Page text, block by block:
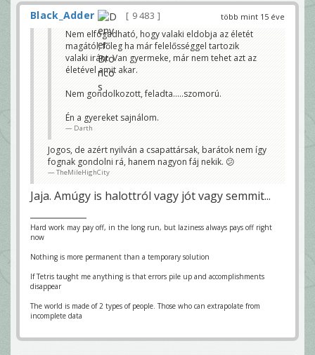
több mint 15 éve
Black_Adder
9 483
Nem elfogadható, hogy valaki eldobja az életét
magától, főleg ha már felelősséggel tartozik
valaki iránt. Van gyermeke, már nem tehet azt az
életével amit akar.
Nem gondolkozott, feladta.....szomorú.
Én a gyereket sajnálom.
Darth
Jogos, de azért nyilván a csapattársak, barátok nem így
fognak gondolni rá, hanem nagyon fáj nekik. 😕
TheMileHighCity
Jaja. Amúgy is halottról vagy jót vagy semmit...
Hard work may pay off, in the long run, but laziness always pays off right
now
Nothing is more permanent than a temporary solution
If Tetris taught me anything is that errors pile up and accomplishments
disappear
The world is made of 2 types of people. Those who can extrapolate from
incomplete data